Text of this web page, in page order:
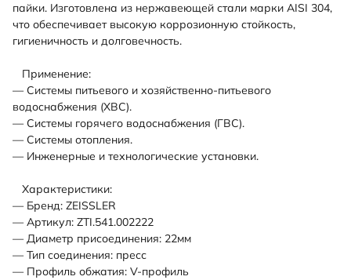
пайки. Изготовлена из нержавеющей стали марки AISI 304,
что обеспечивает высокую коррозионную стойкость,
гигиеничность и долговечность.
Применение:
— Системы питьевого и хозяйственно-питьевого
водоснабжения (ХВС).
— Системы горячего водоснабжения (ГВС).
— Системы отопления.
— Инженерные и технологические установки.
Характеристики:
— Бренд: ZEISSLER
— Артикул: ZTI.541.002222
— Диаметр присоединения: 22мм
— Тип соединения: пресс
— Профиль обжатия: V-профиль